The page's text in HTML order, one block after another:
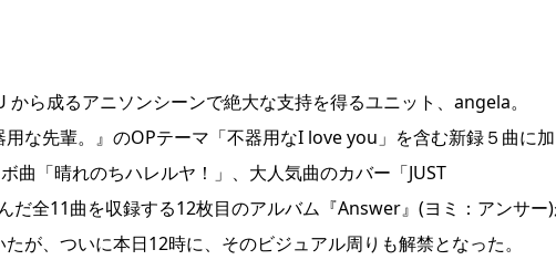
ら成るアニソンシーンで絶大な支持を得るユニット、angela。
な先輩。』のOPテーマ「不器用なI love you」を含む新録５曲に加
曲「晴れのちハレルヤ！」、大人気曲のカバー「JUST
だ全11曲を収録する12枚目のアルバム『Answer』(ヨミ：アンサー
が、ついに本日12時に、そのビジュアル周りも解禁となった。